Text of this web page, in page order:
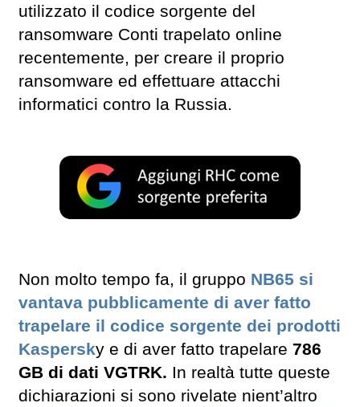
utilizzato il codice sorgente del
ransomware Conti trapelato online
recentemente, per creare il proprio
ransomware ed effettuare attacchi
informatici contro la Russia.
Non molto tempo fa, il gruppo NB65 si
vantava pubblicamente di aver fatto
trapelare il codice sorgente dei prodotti
Kaspersky e di aver fatto trapelare 786
GB di dati VGTRK. In realtà tutte queste
dichiarazioni si sono rivelate nient’altro